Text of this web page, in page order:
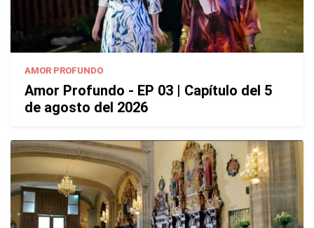
AMOR PROFUNDO
Amor Profundo - EP 03 | Capítulo del 5
de agosto del 2026